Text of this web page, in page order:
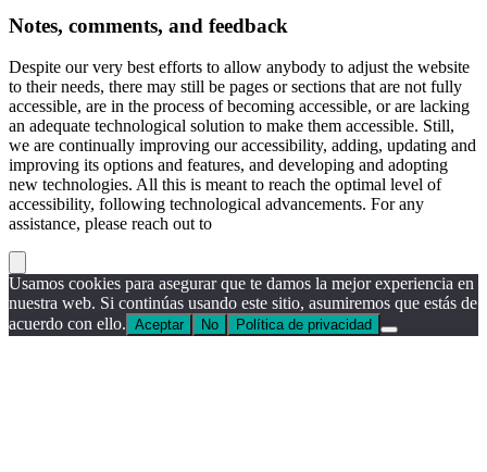
Notes, comments, and feedback
Despite our very best efforts to allow anybody to adjust the website
to their needs, there may still be pages or sections that are not fully
accessible, are in the process of becoming accessible, or are lacking
an adequate technological solution to make them accessible. Still,
we are continually improving our accessibility, adding, updating and
improving its options and features, and developing and adopting
new technologies. All this is meant to reach the optimal level of
accessibility, following technological advancements. For any
assistance, please reach out to
Usamos cookies para asegurar que te damos la mejor experiencia en
nuestra web. Si continúas usando este sitio, asumiremos que estás de
acuerdo con ello. Aceptar No Política de privacidad